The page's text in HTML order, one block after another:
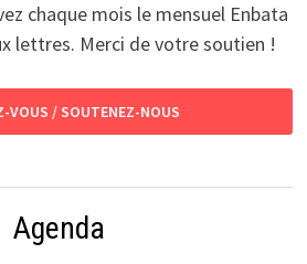
chaque mois le mensuel Enbata
lettres. Merci de votre soutien !
VOUS / SOUTENEZ-NOUS
Agenda